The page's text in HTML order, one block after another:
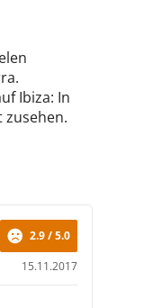
Ibiza: In
zusehen.
15.11.2017
2.9 / 5.0